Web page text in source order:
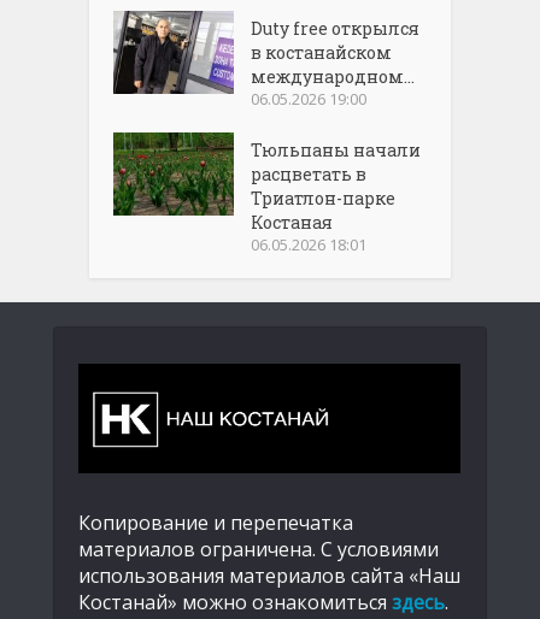
Duty free открылся
в костанайском
международном...
06.05.2026 19:00
Тюльпаны начали
расцветать в
Триатлон-парке
Костаная
06.05.2026 18:01
Копирование и перепечатка
материалов ограничена. С условиями
использования материалов сайта «Наш
Костанай» можно ознакомиться здесь.